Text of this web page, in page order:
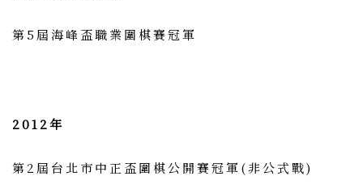
第5屆海峰盃職業圍棋賽冠軍
2012年
第2屆台北市中正盃圍棋公開賽冠軍(非公式戰)